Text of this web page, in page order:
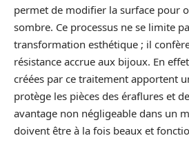
permet de modifier la surface pour
sombre. Ce processus ne se limite
transformation esthétique ; il
résistance accrue aux bijoux. En
créées par ce traitement apportent
protège les pièces des éraflures et
avantage non négligeable dans un
doivent être à la fois beaux et